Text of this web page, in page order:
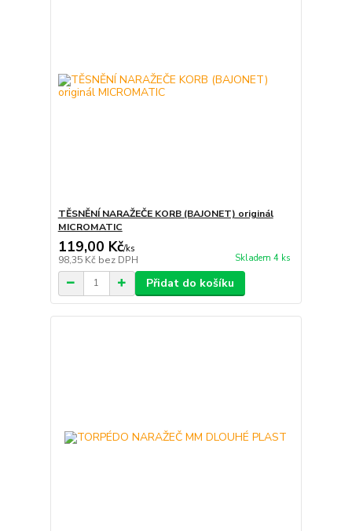
TĚSNĚNÍ NARAŽEČE KORB (BAJONET) originál
MICROMATIC
119,00 Kč/ks
98,35 Kč bez DPH Skladem 4 ks
Přidat do košíku